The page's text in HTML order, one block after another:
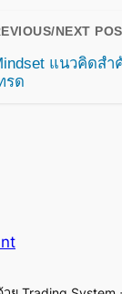
NEXT
แนวคิดสำ
รด